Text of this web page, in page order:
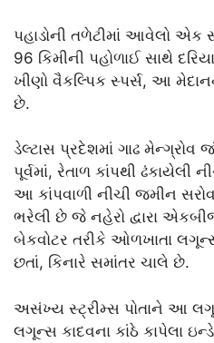
પહાડોની તળેટીમાં આવેલો એક
96 કિમીની પહોળાઈ સાથે
ખીણો વૈકલ્પિક સ્પર્સ, આ
છે.
ડેલ્ટાસ પ્રદેશમાં ગાઢ મેન્ગ્રોવ
પૂર્વમાં, રેતાળ કાંપથી ઢંકાયેલી
આ કાંપવાળી નીચી જમીન
ભરેલી છે જે નહેરો દ્વારા
બેકવોટર તરીકે ઓળખાતા
છતાં, કિનારે સમાંતર ચાલે છે.
અસંખ્ય સ્ટ્રીમ્સ પોતાને આ
લગૂન્સ કાદવના કાંઠે કાપેલા